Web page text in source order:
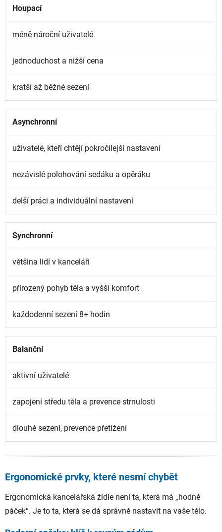
Houpací
méně nároční uživatelé
jednoduchost a nižší cena
kratší až běžné sezení
Asynchronní
uživatelé, kteří chtějí pokročilejší nastavení
nezávislé polohování sedáku a opěráku
delší práci a individuální nastavení
Synchronní
většina lidí v kanceláři
přirozený pohyb těla a vyšší komfort
každodenní sezení 8+ hodin
Balanční
aktivní uživatelé
zapojení středu těla a prevence strnulosti
dlouhé sezení, prevence přetížení
Ergonomické prvky, které nesmí chybět
Ergonomická kancelářská židle není ta, která má „hodně
páček“. Je to ta, která se dá správně nastavit na vaše tělo.